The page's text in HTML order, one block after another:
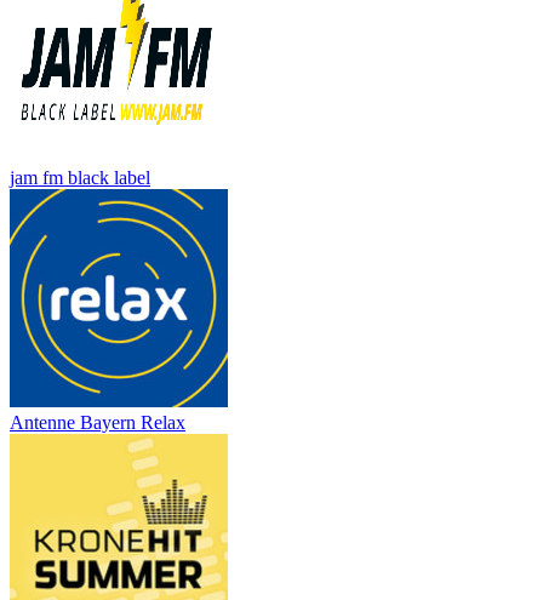
jam fm black label
Antenne Bayern Relax